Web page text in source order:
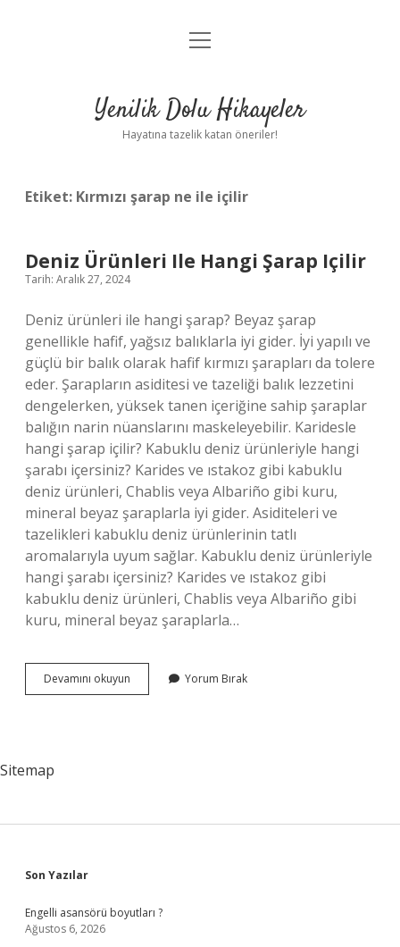
Anasayfa
Yasal Uyarı
menüyü
Yenilik Dolu Hikayeler
Hayatına tazelik katan öneriler!
Etiket: Kırmızı şarap ne ile içilir
Deniz Ürünleri Ile Hangi Şarap Içilir
Tarih: Aralık 27, 2024
Deniz ürünleri ile hangi şarap? Beyaz şarap
genellikle hafif, yağsız balıklarla iyi gider. İyi yapılı ve
güçlü bir balık olarak hafif kırmızı şarapları da tolere
eder. Şarapların asiditesi ve tazeliği balık lezzetini
dengelerken, yüksek tanen içeriğine sahip şaraplar
balığın narin nüanslarını maskeleyebilir. Karidesle
hangi şarap içilir? Kabuklu deniz ürünleriyle hangi
şarabı içersiniz? Karides ve ıstakoz gibi kabuklu
deniz ürünleri, Chablis veya Albariño gibi kuru,
mineral beyaz şaraplarla iyi gider. Asiditeleri ve
tazelikleri kabuklu deniz ürünlerinin tatlı
aromalarıyla uyum sağlar. Kabuklu deniz ürünleriyle
hangi şarabı içersiniz? Karides ve ıstakoz gibi
kabuklu deniz ürünleri, Chablis veya Albariño gibi
kuru, mineral beyaz şaraplarla…
Devamını okuyun
Ürünleri
Yorum Bırak
Sitemap
Sidebar
Son Yazılar
Engelli asansörü boyutları ?
Ağustos 6, 2026